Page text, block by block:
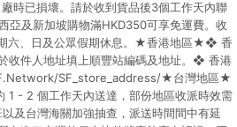
時已損壞。請於收到貨品後3個工作天內聯
及新加坡購物滿HKD350可享免運費。收
六、日及公眾假期休息。★香港地區★❖ 香
收件人地址填上順豐站編碼及地址。❖ 香港
SF_store_address/★台灣地區★
- 2 個工作天內送達，部份地區收派時效需
及台灣海關加強抽查，派送時間間中有延